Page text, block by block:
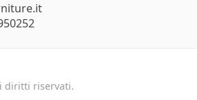
diritti riservati.